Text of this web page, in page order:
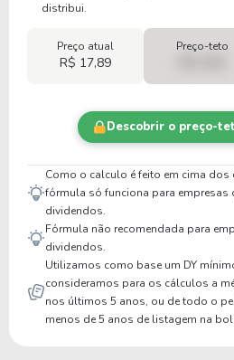
distribui.
Preço atual
R$ 17,89
Preço-teto
Descobrir o preço-
Como o calculo é feito em cima
fórmula só funciona para empresas
dividendos.
Fórmula não recomendada para
dividendos.
Utilizamos como base um DY
consideramos para os cálculos a
nos últimos 5 anos, ou de todo o
menos de 5 anos de listagem na